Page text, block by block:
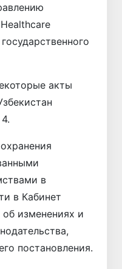
акты
в
в Кабинет
изменениях и
постановления.